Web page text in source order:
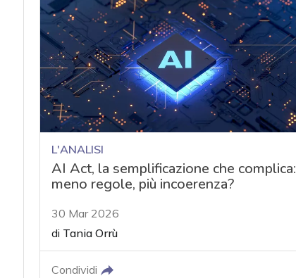
L'ANALISI
AI Act, la semplificazione che complica:
meno regole, più incoerenza?
30 Mar 2026
di Tania Orrù
Condividi